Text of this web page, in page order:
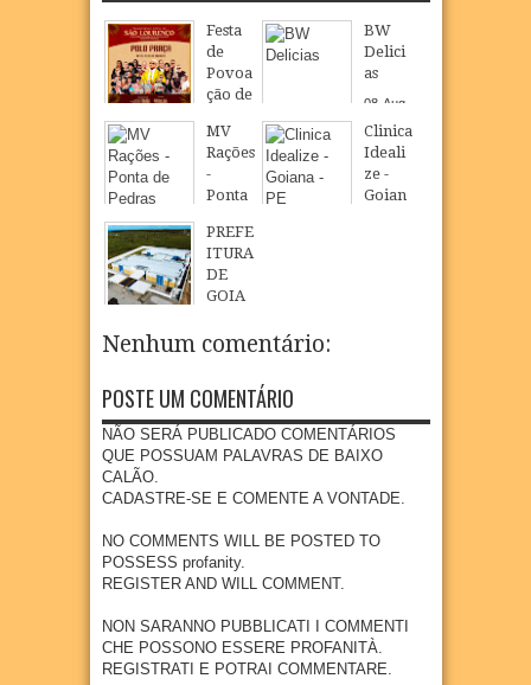
Festa
de
Povoa
ção de
Loure
nço
celebr
a fé,
tradiç
ão e
cultur
a na
e
mbola
Goian
a
07 Aug 2026
BW
Delici
as
08 Aug
2026
MV
Rações
-
Ponta
Pedra
s
08 Aug 2026
Clinica
Ideali
ze -
Goian
PREFE
ITURA
DE
GOIA
INAU
CMEI
EM
POVO
AÇÃO
DE
SÃO
LOUR
ENÇO
07 Aug 2026
Nenhum comentário:
POSTE UM COMENTÁRIO
NÃO SERÁ PUBLICADO COMENTÁRIOS
QUE POSSUAM PALAVRAS DE BAIXO
CALÃO.
CADASTRE-SE E COMENTE A VONTADE.
NO COMMENTS WILL BE POSTED TO
POSSESS profanity.
REGISTER AND WILL COMMENT.
NON SARANNO PUBBLICATI I COMMENTI
CHE POSSONO ESSERE PROFANITÀ.
REGISTRATI E POTRAI COMMENTARE.